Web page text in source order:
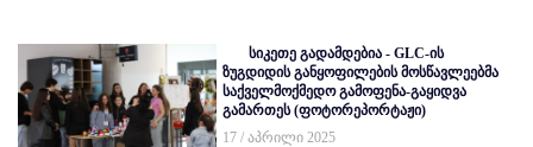
სიკეთე გადამდებია - GLC-ის
ზუგდიდის განყოფილების მოსწავლეებმა
საქველმოქმედო გამოფენა-გაყიდვა
გამართეს (ფოტორეპორტაჟი)
17 / აპრილი 2025